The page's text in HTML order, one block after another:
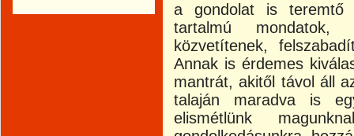
a gondolat is
tartalmú mondatok,
közvetítenek,
Annak is érdemes
mantrát, akitől távol áll
talaján maradva is
elismétlünk